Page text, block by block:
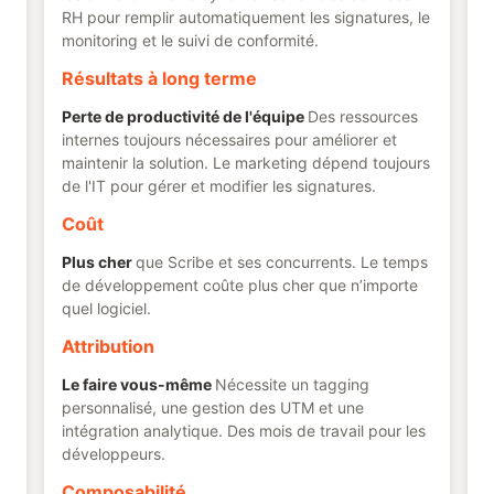
RH pour remplir automatiquement les signatures, le
monitoring et le suivi de conformité.
Résultats à long terme
Perte de productivité de l'équipe Des ressources
internes toujours nécessaires pour améliorer et
maintenir la solution. Le marketing dépend toujours
de l'IT pour gérer et modifier les signatures.
Coût
Plus cherque Scribe et ses concurrents. Le temps
de développement coûte plus cher que n’importe
quel logiciel.
Attribution
Le faire vous-même Nécessite un tagging
personnalisé, une gestion des UTM et une
intégration analytique. Des mois de travail pour les
développeurs.